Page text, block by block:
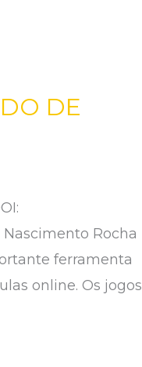
DE
Nascimento Rocha
ferramenta
online. Os jogos